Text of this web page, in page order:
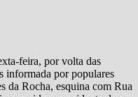
feira, por volta das
informada por populares
da Rocha, esquina com Rua